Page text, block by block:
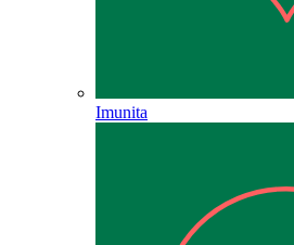
Imunita